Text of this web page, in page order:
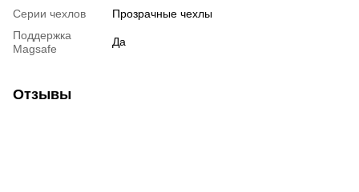
Серии чехлов
Прозрачные чехлы
Поддержка
Magsafe
Да
Отзывы